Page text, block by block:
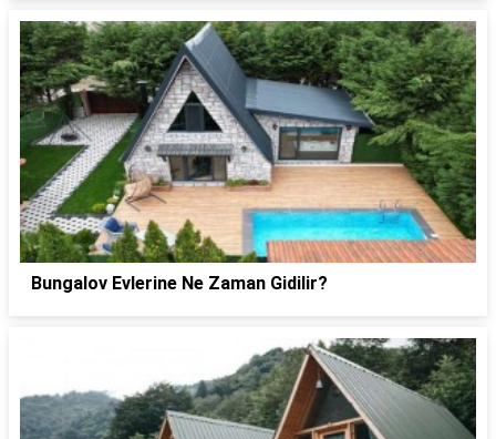
Bungalov Evlerine Ne Zaman Gidilir?